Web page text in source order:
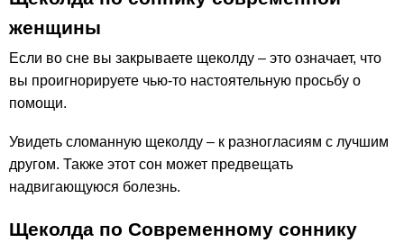
женщины
Если во сне вы закрываете щеколду – это означает, что
вы проигнорируете чью-то настоятельную просьбу о
помощи.
Увидеть сломанную щеколду – к разногласиям с лучшим
другом. Также этот сон может предвещать
надвигающуюся болезнь.
Щеколда по Современному соннику